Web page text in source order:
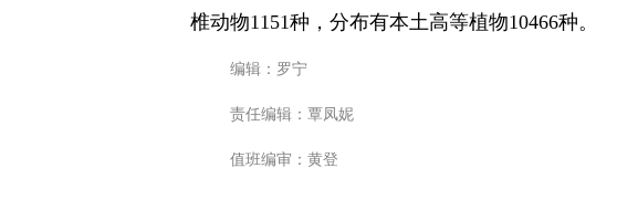
椎动物1151种，分布有本土高等植物10466种。
编辑：罗宁
责任编辑：覃凤妮
值班编审：黄登